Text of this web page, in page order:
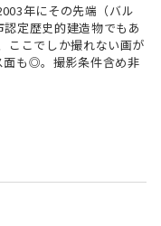
年にその先端（バル
定歴史的建造物でもあ
ここでしか撮れない画が
面も◎。撮影条件含め非